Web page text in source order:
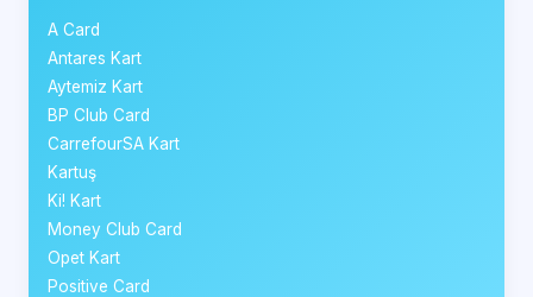
A Card
Antares Kart
Aytemiz Kart
BP Club Card
CarrefourSA Kart
Kartuş
Ki! Kart
Money Club Card
Opet Kart
Positive Card